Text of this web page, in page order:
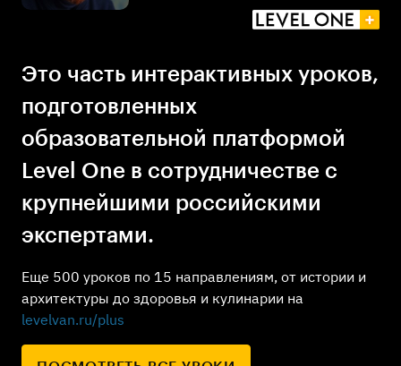
Это часть интерактивных уроков,
подготовленных
образовательной платформой
Level One в сотрудничестве с
крупнейшими российскими
экспертами.
Еще 500 уроков по 15 направлениям, от истории и
архитектуры до здоровья и кулинарии на
levelvan.ru/plus